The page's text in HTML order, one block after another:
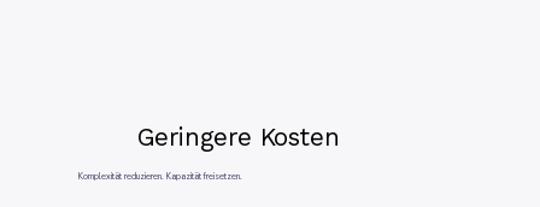
Geringere Kosten
Komplexität reduzieren. Kapazität freisetzen.